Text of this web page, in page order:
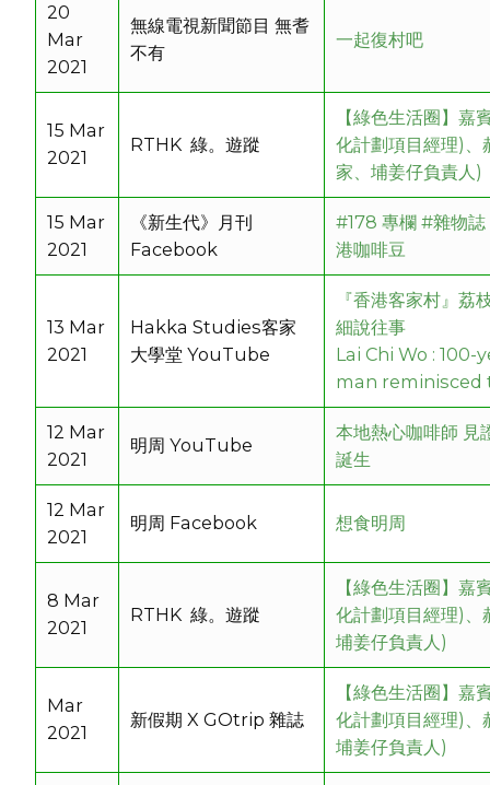
20
Mar
2021
無線電視新聞節目 無耆
不有
一起復村吧
15 Mar
2021
RTHK 綠。遊蹤
【綠色生活圈】嘉
化計劃項目經理)、
家、埔姜仔負責人)
15 Mar
2021
《新生代》月刊
Facebook
#178 專欄 #雜物
港咖啡豆
13 Mar
2021
Hakka Studies客家
大學堂 YouTube
『香港客家村』荔
細說往事
Lai Chi Wo :
man reminisced
12 Mar
2021
明周 YouTube
本地熱心咖啡師 見
誕生
12 Mar
2021
明周 Facebook 想食明周
8 Mar
2021
RTHK 綠。遊蹤
【綠色生活圈】嘉
化計劃項目經理)、
埔姜仔負責人)
Mar
2021
新假期 X GOtrip 雜誌
【綠色生活圈】嘉
化計劃項目經理)、
埔姜仔負責人)